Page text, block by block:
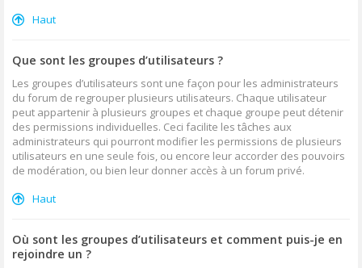
Haut
Que sont les groupes d’utilisateurs ?
Les groupes d’utilisateurs sont une façon pour les administrateurs
du forum de regrouper plusieurs utilisateurs. Chaque utilisateur
peut appartenir à plusieurs groupes et chaque groupe peut détenir
des permissions individuelles. Ceci facilite les tâches aux
administrateurs qui pourront modifier les permissions de plusieurs
utilisateurs en une seule fois, ou encore leur accorder des pouvoirs
de modération, ou bien leur donner accès à un forum privé.
Haut
Où sont les groupes d’utilisateurs et comment puis-je en
rejoindre un ?